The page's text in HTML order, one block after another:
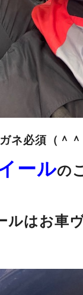
ネ必須（＾＾
ールの
ルはお車